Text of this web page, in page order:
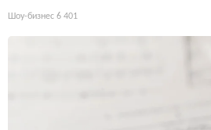
Шоу-бизнес 6 401